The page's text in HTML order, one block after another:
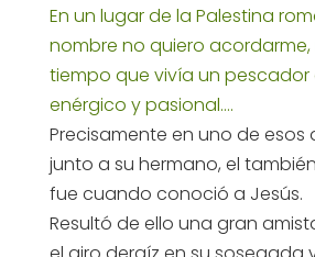
En un lugar de la Palestina
nombre no quiero
tiempo que vivía un
enérgico y pasional….
Precisamente en uno de esos
junto a su hermano, el
fue cuando conoció a Jesús.
Resultó de ello una gran